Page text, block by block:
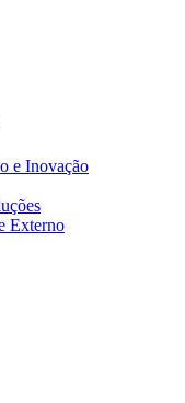
e Inovação
Externo